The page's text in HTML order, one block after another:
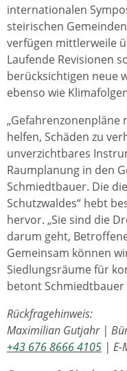
internationalen
steirischen
verfügen mittlerweile
Laufende Revisionen
berücksichtigen neue
ebenso wie
„Gefahrenzonenpläne
helfen, Schäden zu
unverzichtbares
Raumplanung in den
Schmiedtbauer. Die
Schutzwaldes“ hebt
hervor. „Sie sind die
darum geht,
Gemeinsam können
Siedlungsräume für
betont Schmiedtbauer
Rückfragehinweis:
Maximilian Gutjahr |
+43 676 8666 4105 | E-